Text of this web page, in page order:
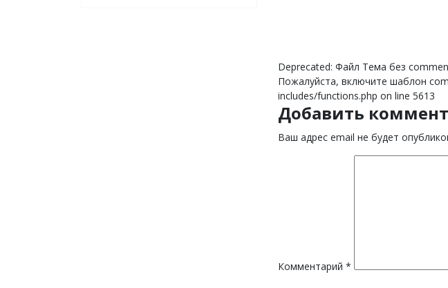
Deprecated: Файл Тема без
Пожалуйста, включите шаблон
includes/functions.php on line 5613
Добавить
Ваш адрес email не будет
Комментарий *